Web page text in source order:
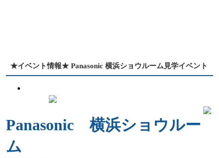
★イベント情報★ Panasonic 横浜ショウルーム見学イベント
Panasonic 横浜ショウルー
ム